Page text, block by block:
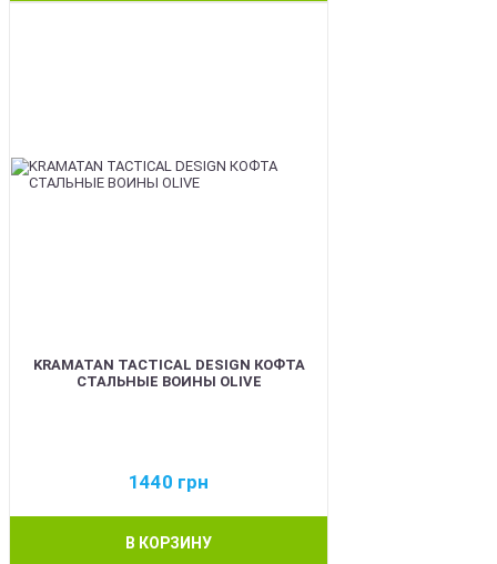
KRAMATAN TACTICAL DESIGN КОФТА
СТАЛЬНЫЕ ВОИНЫ OLIVE
1440 грн
В КОРЗИНУ